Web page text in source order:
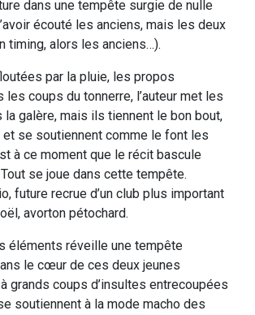
dans une tempête surgie de nulle
écouté les anciens, mais les deux
timing, alors les anciens…).
par la pluie, les propos
coups du tonnerre, l’auteur met les
la galère, mais ils tiennent le bon bout,
se soutiennent comme le font les
à ce moment que le récit bascule
se joue dans cette tempête.
future recrue d’un club plus important
avorton pétochard.
éléments réveille une tempête
le cœur de ces deux jeunes
grands coups d’insultes entrecoupées
soutiennent à la mode macho des